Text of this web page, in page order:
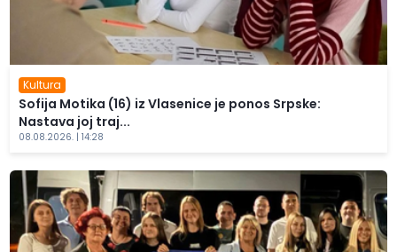
Kultura
Sofija Motika (16) iz Vlasenice je ponos Srpske:
Nastava joj traj...
08.08.2026. | 14:28